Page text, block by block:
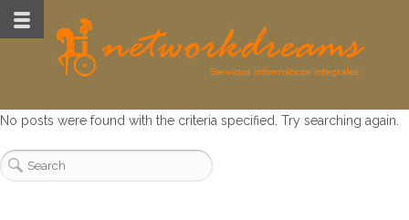
No posts were found with the criteria specified. Try searching again.